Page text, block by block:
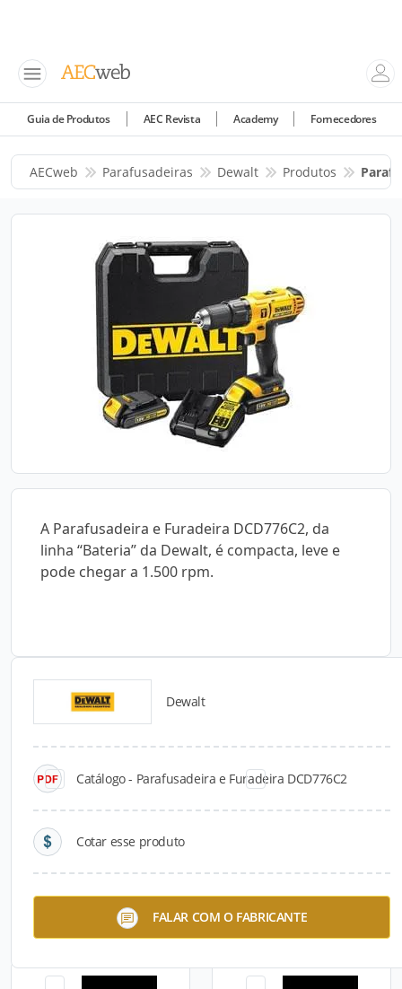
Guia de Produtos AEC Revista Academy Fornecedores
AECweb Parafusadeiras Dewalt Produtos
A Parafusadeira e Furadeira DCD776C2, da
linha “Bateria” da Dewalt, é compacta, leve e
pode chegar a 1.500 rpm.
Dewalt
Catálogo - Parafusadeira e Furadeira DCD776C2
Cotar esse produto
FALAR COM O FABRICANTE
Catálogos para Download
Disco Flap DW8309-AR